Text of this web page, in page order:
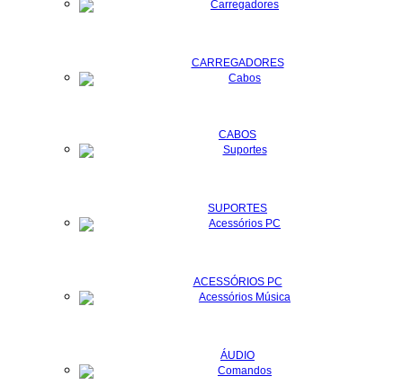
CARREGADORES
CABOS
SUPORTES
ACESSÓRIOS PC
ÁUDIO